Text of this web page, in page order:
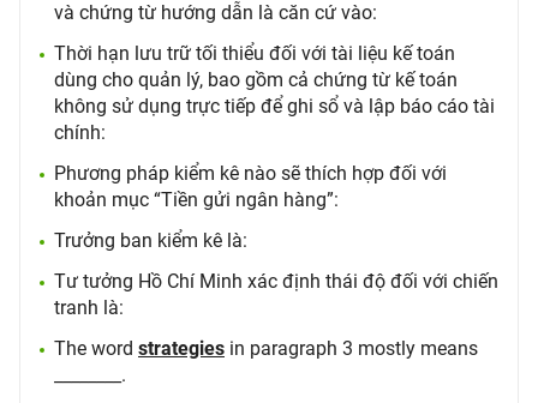
và chứng từ hướng dẫn là căn cứ vào:
Thời hạn lưu trữ tối thiểu đối với tài liệu kế toán
dùng cho quản lý, bao gồm cả chứng từ kế toán
không sử dụng trực tiếp để ghi sổ và lập báo cáo tài
chính:
Phương pháp kiểm kê nào sẽ thích hợp đối với
khoản mục “Tiền gửi ngân hàng”:
Trưởng ban kiểm kê là:
Tư tưởng Hồ Chí Minh xác định thái độ đối với chiến
tranh là:
The word strategies in paragraph 3 mostly means
________.